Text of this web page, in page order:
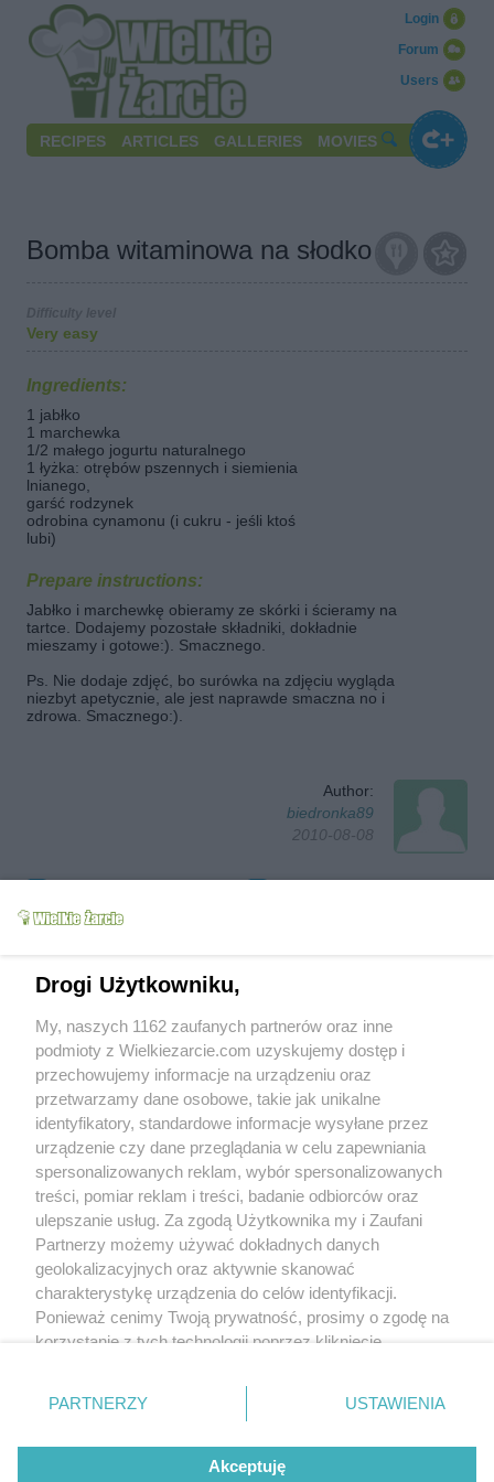
Users
Forum
Login
RECIPES ARTICLES GALLERIES MOVIES
Bomba witaminowa na słodko
Very easy
Ingredients:
1 jabłko
1 marchewka
1/2 małego jogurtu naturalnego
1 łyżka: otrębów pszennych i siemienia
lnianego,
garść rodzynek
odrobina cynamonu (i cukru - jeśli ktoś
lubi)
Prepare instructions:
Jabłko i marchewkę obieramy ze skórki i ścieramy na
tartce. Dodajemy pozostałe składniki, dokładnie
mieszamy i gotowe:). Smacznego.
Ps. Nie dodaje zdjęć, bo surówka na zdjęciu wygląda
niezbyt apetycznie, ale jest naprawde smaczna no i
zdrowa. Smacznego:).
Author:
biedronka89
2010-08-08
Tested
Groups: Meatless Desserts For kids
Over a 1-year
Snacks
Recipes for the lazy
Salads
Tags:
jabłko marchewka
podwieczorek
witaminy
more tags
Drogi Użytkowniku,
My, naszych 1162 zaufanych partnerów oraz inne
podmioty z Wielkiezarcie.com uzyskujemy dostęp i
przechowujemy informacje na urządzeniu oraz
przetwarzamy dane osobowe, takie jak unikalne
identyfikatory, standardowe informacje wysyłane przez
urządzenie czy dane przeglądania w celu zapewniania
spersonalizowanych reklam, wybór spersonalizowanych
treści, pomiar reklam i treści, badanie odbiorców oraz
ulepszanie usług. Za zgodą Użytkownika my i Zaufani
Partnerzy możemy używać dokładnych danych
geolokalizacyjnych oraz aktywnie skanować
charakterystykę urządzenia do celów identyfikacji.
Ponieważ cenimy Twoją prywatność, prosimy o zgodę na
korzystanie z tych technologii poprzez kliknięcie
zmienić/wycofać klikając przycisk ustawień prywatności
znajdujący się w lewym dolnym rogu strony
rodzaje przetwarzania danych nie wymagają zgody
użytkownika, ale masz prawo sprzeciwić się takiemu
PARTNERZY USTAWIENIA
Akceptuję